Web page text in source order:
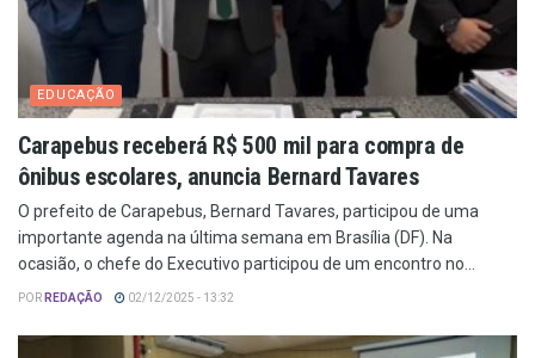
EDUCAÇÃO
Carapebus receberá R$ 500 mil para compra de
ônibus escolares, anuncia Bernard Tavares
O prefeito de Carapebus, Bernard Tavares, participou de uma
importante agenda na última semana em Brasília (DF). Na
ocasião, o chefe do Executivo participou de um encontro no...
POR REDAÇÃO 02/12/2025 - 13:32